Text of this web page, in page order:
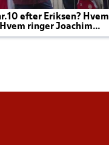
efter Eriksen? Hvem
ringer Joachim